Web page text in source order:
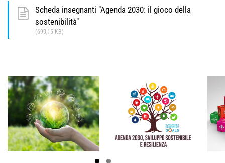
Scheda insegnanti "Agenda 2030: il gioco della
sostenibilità"
(690,15 KB)